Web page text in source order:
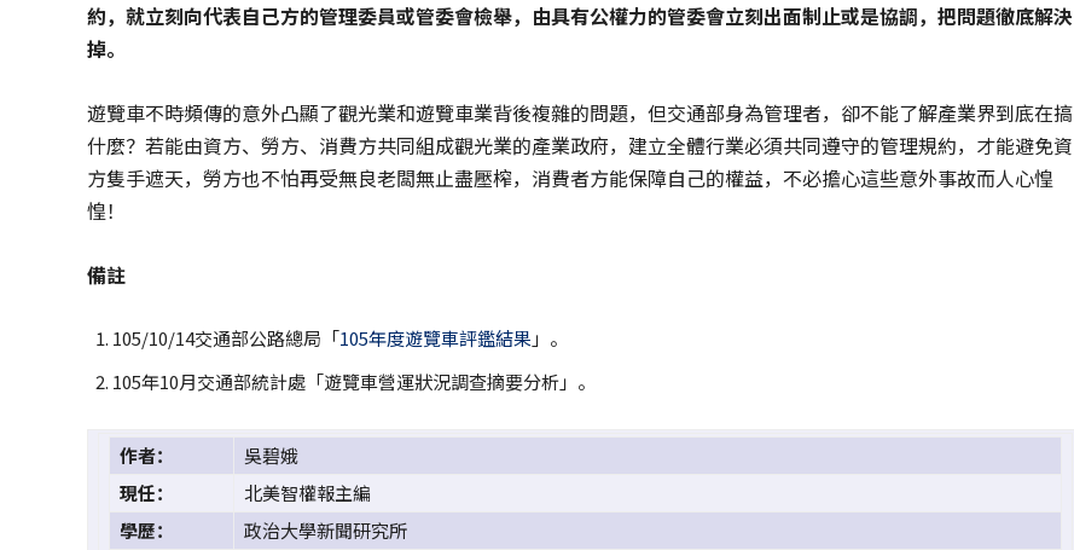
約，就立刻向代表自己方的管理委員或管委會檢舉，由具有公權力的管委會立刻出面制止或是協調，把問題徹底解決
掉。
遊覽車不時頻傳的意外凸顯了觀光業和遊覽車業背後複雜的問題，但交通部身為管理者，卻不能了解產業界到底在搞
什麼？若能由資方、勞方、消費方共同組成觀光業的產業政府，建立全體行業必須共同遵守的管理規約，才能避免資
方隻手遮天，勞方也不怕再受無良老闆無止盡壓榨，消費者方能保障自己的權益，不必擔心這些意外事故而人心惶
惶！
備註
105/10/14交通部公路總局「105年度遊覽車評鑑結果 」。
105年10月交通部統計處「遊覽車營運狀況調查摘要分析」。
作者：
吳碧娥
現任：
北美智權報主編
學歷：
政治大學新聞研究所